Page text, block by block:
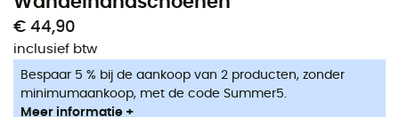
€ 44,90
inclusief btw
Bespaar 5 % bij de aankoop van 2 producten, zonder
minimumaankoop, met de code Summer5.
Meer informatie +